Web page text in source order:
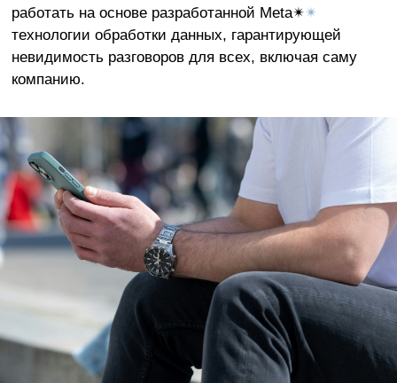
работать на основе разработанной Meta✴✴
технологии обработки данных, гарантирующей
невидимость разговоров для всех, включая саму
компанию.